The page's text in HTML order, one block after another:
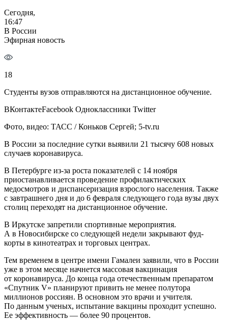
Сегодня,
16:47
В России
Эфирная новость
18
Студенты вузов отправляются на дистанционное обучение.
ВКонтактеFacebook Одноклассники Twitter
Фото, видео: ТАСС / Коньков Сергей; 5-tv.ru
В России за последние сутки выявили 21 тысячу 608 новых
случаев коронавируса.
В Петербурге из-за роста показателей с 14 ноября
приостанавливается проведение профилактических
медосмотров и диспансеризация взрослого населения. Также
с завтрашнего дня и до 6 февраля следующего года вузы двух
столиц переходят на дистанционное обучение.
В Иркутске запретили спортивные мероприятия.
А в Новосибирске со следующей недели закрывают фуд-
корты в кинотеатрах и торговых центрах.
Тем временем в центре имени Гамалеи заявили, что в России
уже в этом месяце начнется массовая вакцинация
от коронавируса. До конца года отечественным препаратом
«Спутник V» планируют привить не менее полутора
миллионов россиян. В основном это врачи и учителя.
По данным ученых, испытание вакцины проходит успешно.
Ее эффективность — более 90 процентов.